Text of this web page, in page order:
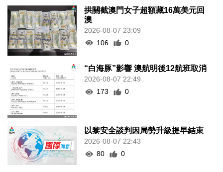
拱關截澳門女子超額藏16萬美元回
澳
2026-08-07 23:09
106
0
“白海豚”影響 澳航明後12航班取消
2026-08-07 22:49
173
0
以黎安全談判因局勢升級提早結束
2026-08-07 22:43
80
0